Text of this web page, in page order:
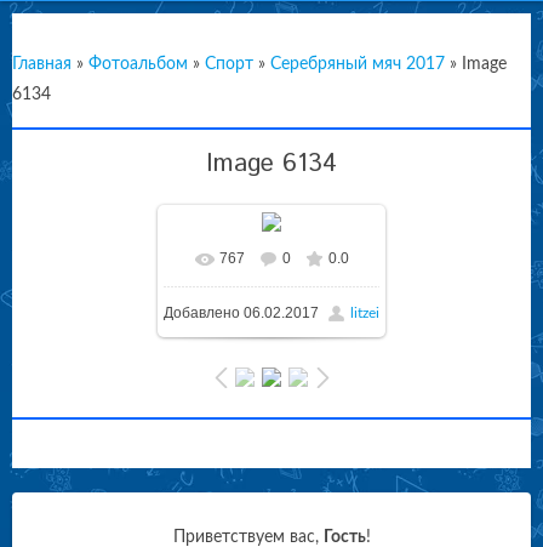
Главная » Фотоальбом » Спорт » Серебряный мяч 2017 »
Image
6134
Image 6134
767 0 0.0
Добавлено 06.02.2017 litzei
Приветствуем вас, Гость!